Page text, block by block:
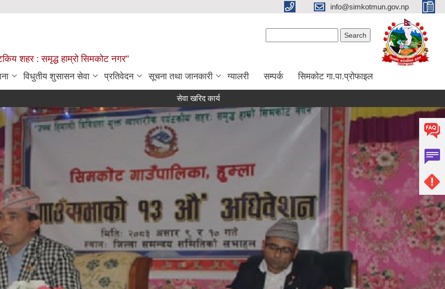
info@simkotmun.gov.np
शहर : समृद्ध हाम्रो सिमकोट नगर"
विधुतीय शुसासन सेवा प्रतिवेदन सूचना तथा जानकारी ग्यालरी सम्पर्क सिमकोट गा.पा.प्रोफाइल